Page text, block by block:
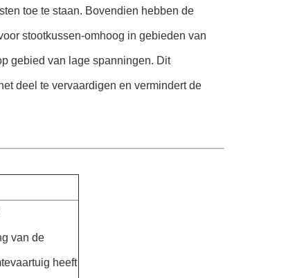
toe te staan. Bovendien hebben de
stootkussen-omhoog in gebieden van
gebied van lage spanningen. Dit
deel te vervaardigen en vermindert de
van de
heeft